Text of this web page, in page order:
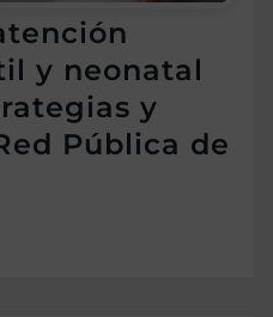
y neonatal
y
Pública de